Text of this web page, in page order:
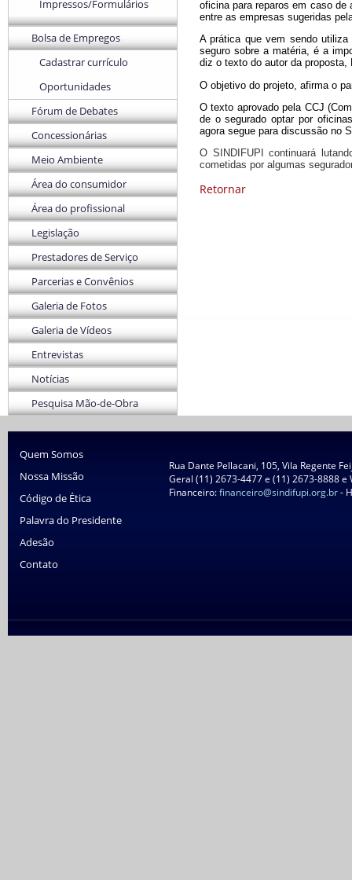
Impressos/Formulários
Bolsa de Empregos
Cadastrar currículo
Oportunidades
Fórum de Debates
Concessionárias
Meio Ambiente
Área do consumidor
Área do profissional
Legislação
Prestadores de Serviço
Parcerias e Convênios
Galeria de Fotos
Galeria de Vídeos
Entrevistas
Notícias
Pesquisa Mão-de-Obra
oficina para reparos em caso
entre as empresas sugeridas
A prática que vem sendo
seguro sobre a matéria, é a
diz o texto do autor da proposta,
O objetivo do projeto, afirma o
O texto aprovado pela CCJ
de o segurado optar por
agora segue para discussão no
O SINDIFUPI continuará
cometidas por algumas
Retornar
Quem Somos
Nossa Missão
Código de Ética
Palavra do Presidente
Adesão
Contato
Rua Dante Pellacani, 105, Vila Regente
Geral (11) 2673-4477 e (11) 2673-8888
Financeiro:financeiro@sindifupi.org.br-